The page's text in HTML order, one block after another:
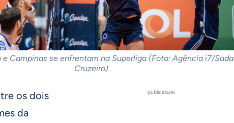
e Campinas se enfrentam na Superliga (Foto: Agência i7/Sada
Cruzeiro)
publicidade
os dois
da